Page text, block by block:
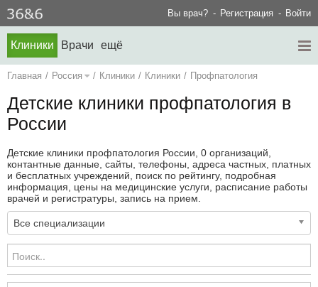
Вы врач? Регистрация Войти
Клиники Врачи ещё
Главная / Россия / Клиники / Клиники / Профпатология
Детские клиники профпатология в
России
Детские клиники профпатология России, 0 организаций,
контантные данные, сайты, телефоны, адреса частных, платных
и бесплатных учреждений, поиск по рейтингу, подробная
информация, цены на медицинские услуги, расписание работы
врачей и регистратуры, запись на прием.
Все специализации